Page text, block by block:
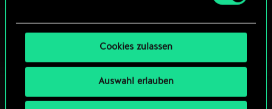
Cookies zulassen
Auswahl erlauben